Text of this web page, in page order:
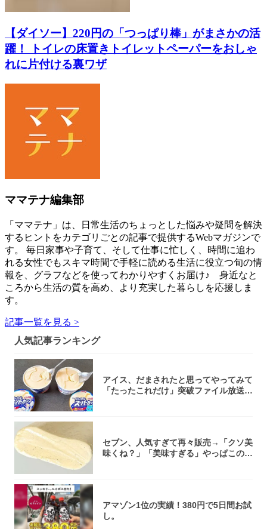
【ダイソー】220円の「つっぱり棒」がまさかの活
躍！ トイレの床置きトイレットペーパーをおしゃ
れに片付ける裏ワザ
ママテナ編集部
「ママテナ」は、日常生活のちょっとした悩みや疑問を解決
するヒントをカテゴリごとの記事で提供するWebマガジンで
す。 毎日家事や子育て、そして仕事に忙しく、時間に追わ
れる女性でもスキマ時間で手軽に読める生活に役立つ旬の情
報を、グラフなどを使ってわかりやすくお届け♪ 身近なと
ころから生活の質を高め、より充実した暮らしを応援しま
す。
記事一覧を見る >
人気記事ランキング
アイス、だまされたと思ってやってみて
「たったこれだけ」突破ファイル放送で
セブン、人気すぎて再々販売→「クソ美
味くね？」「美味すぎる」やっぱこのク
アマゾン1位の実績！380円で5日間お試
し。